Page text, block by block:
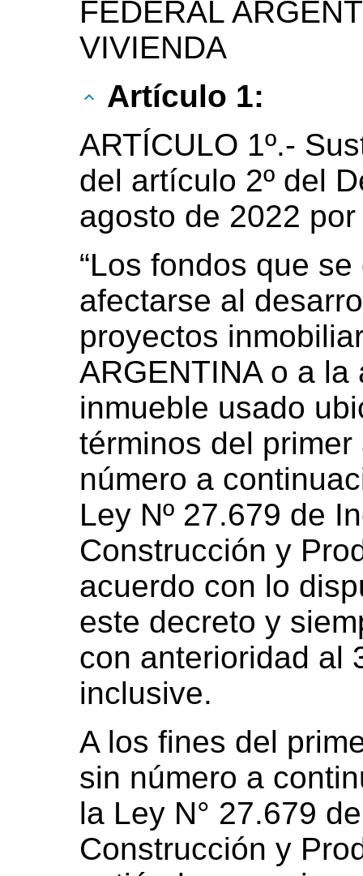
FEDERAL
VIVIENDA
Artículo 1:
ARTÍCULO 1º.-
del artículo 2º del
agosto de 2022
“Los fondos que
afectarse al
proyectos
ARGENTINA o a
inmueble usado
términos del
número a
Ley Nº 27.679 de
Construcción y
acuerdo con lo
este decreto y
con anterioridad al
inclusive.
A los fines del
sin número a
la Ley N° 27.679
Construcción y